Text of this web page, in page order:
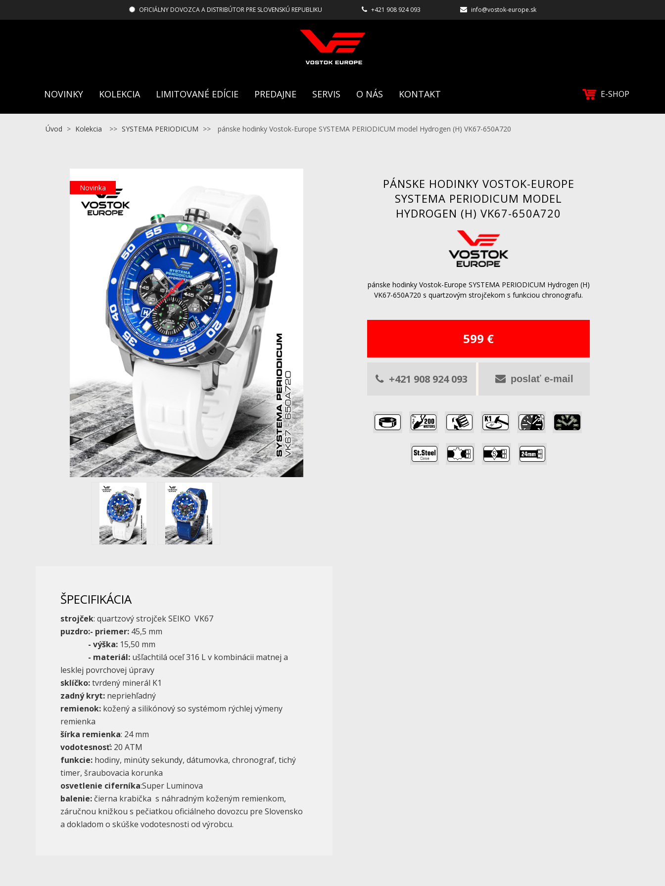
OFICIÁLNY DOVOZCA A DISTRIBÚTOR PRE SLOVENSKÚ REPUBLIKU +421 908 924 093 info@vostok-europe.sk
NOVINKY KOLEKCIA LIMITOVANÉ EDÍCIE PREDAJNE SERVIS O NÁS KONTAKT E-SHOP
Úvod > Kolekcia >> SYSTEMA PERIODICUM >> pánske hodinky Vostok-Europe SYSTEMA PERIODICUM model Hydrogen (H) VK67-650A720
Novinka
PÁNSKE HODINKY VOSTOK-EUROPE
SYSTEMA PERIODICUM MODEL
HYDROGEN (H) VK67-650A720
pánske hodinky Vostok-Europe SYSTEMA PERIODICUM Hydrogen (H)
VK67-650A720 s quartzovým strojčekom s funkciou chronografu.
599 €
+421 908 924 093 poslať e-mail
ŠPECIFIKÁCIA
strojček: quartzový strojček SEIKO VK67
puzdro:- priemer: 45,5 mm
- výška: 15,50 mm
- materiál: ušľachtilá oceľ 316 L v kombinácii matnej a
lesklej povrchovej úpravy
sklíčko:tvrdený minerál K1
zadný kryt: nepriehľadný
remienok: kožený a silikónový so systémom rýchlej výmeny
remienka
šírka remienka: 24 mm
vodotesnosť: 20 ATM
funkcie: hodiny, minúty sekundy, dátumovka, chronograf, tichý
timer, šraubovacia korunka
osvetlenie ciferníka:Super Luminova
balenie: čierna krabička s náhradným koženým remienkom,
záručnou knižkou s pečiatkou oficiálneho dovozcu pre Slovensko
a dokladom o skúške vodotesnosti od výrobcu.